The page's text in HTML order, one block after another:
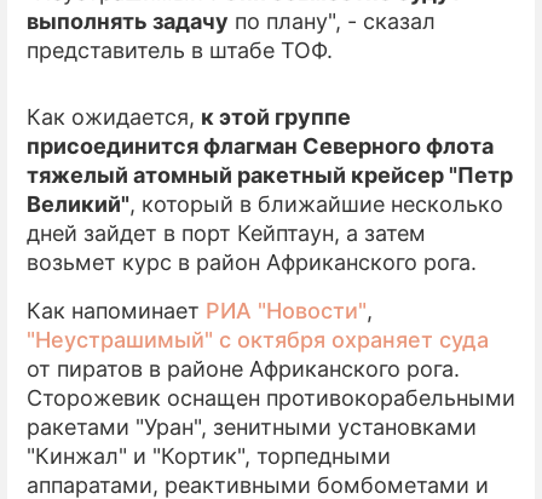
выполнять задачу по плану", - сказал
представитель в штабе ТОФ.
Как ожидается, к этой группе
присоединится флагман Северного флота
тяжелый атомный ракетный крейсер "Петр
Великий", который в ближайшие несколько
дней зайдет в порт Кейптаун, а затем
возьмет курс в район Африканского рога.
Как напоминает РИА "Новости",
"Неустрашимый" с октября охраняет суда
от пиратов в районе Африканского рога.
Сторожевик оснащен противокорабельными
ракетами "Уран", зенитными установками
"Кинжал" и "Кортик", торпедными
аппаратами, реактивными бомбометами и